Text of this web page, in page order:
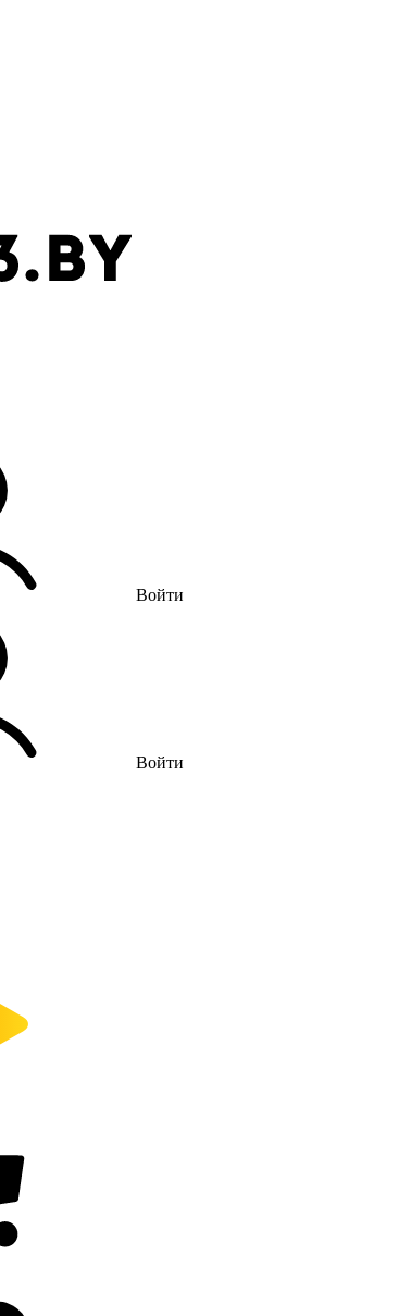
Войти
Войти